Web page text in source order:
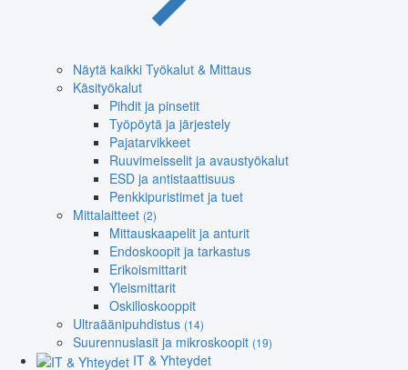
Näytä kaikki Työkalut & Mittaus
Käsityökalut
Pihdit ja pinsetit
Työpöytä ja järjestely
Pajatarvikkeet
Ruuvimeisselit ja avaustyökalut
ESD ja antistaattisuus
Penkkipuristimet ja tuet
Mittalaitteet (2)
Mittauskaapelit ja anturit
Endoskoopit ja tarkastus
Erikoismittarit
Yleismittarit
Oskilloskooppit
Ultraäänipuhdistus (14)
Suurennuslasit ja mikroskoopit (19)
IT & Yhteydet